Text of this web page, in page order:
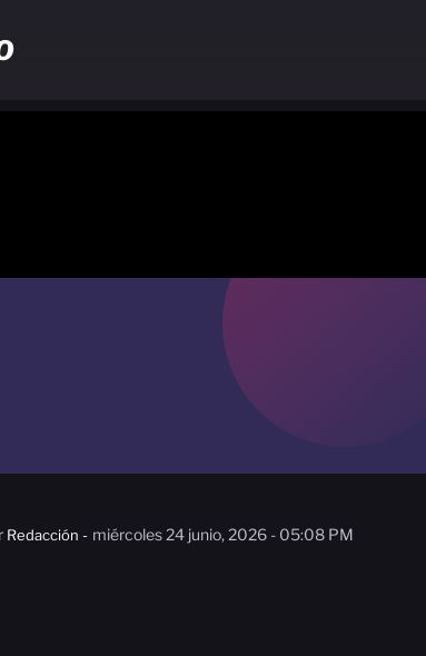
Redacción - miércoles 24 junio, 2026 - 05:08 PM